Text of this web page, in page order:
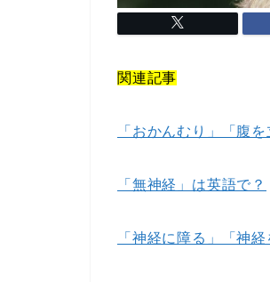
関連記事
「おかんむり」「腹
「無神経」は英語で？
「神経に障る」「神